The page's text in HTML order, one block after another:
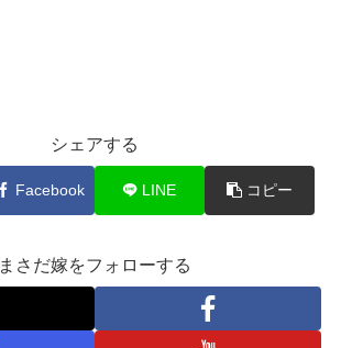
シェアする
Facebook LINE コピー
まさだ嫁をフォローする